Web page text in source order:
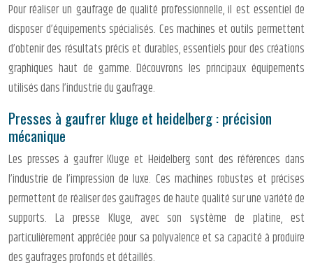
Pour réaliser un gaufrage de qualité professionnelle, il est essentiel de
disposer d’équipements spécialisés. Ces machines et outils permettent
d’obtenir des résultats précis et durables, essentiels pour des créations
graphiques haut de gamme. Découvrons les principaux équipements
utilisés dans l’industrie du gaufrage.
Presses à gaufrer kluge et heidelberg : précision
mécanique
Les presses à gaufrer Kluge et Heidelberg sont des références dans
l’industrie de l’impression de luxe. Ces machines robustes et précises
permettent de réaliser des gaufrages de haute qualité sur une variété de
supports. La presse Kluge, avec son système de platine, est
particulièrement appréciée pour sa polyvalence et sa capacité à produire
des gaufrages profonds et détaillés.